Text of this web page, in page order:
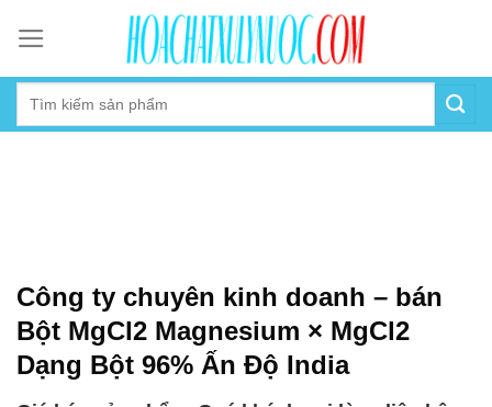
content
Công ty chuyên kinh doanh – bán
Bột MgCl2 Magnesium × MgCl2
Dạng Bột 96% Ấn Độ India